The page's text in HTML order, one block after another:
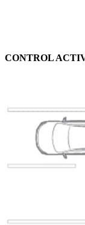
CONTROL